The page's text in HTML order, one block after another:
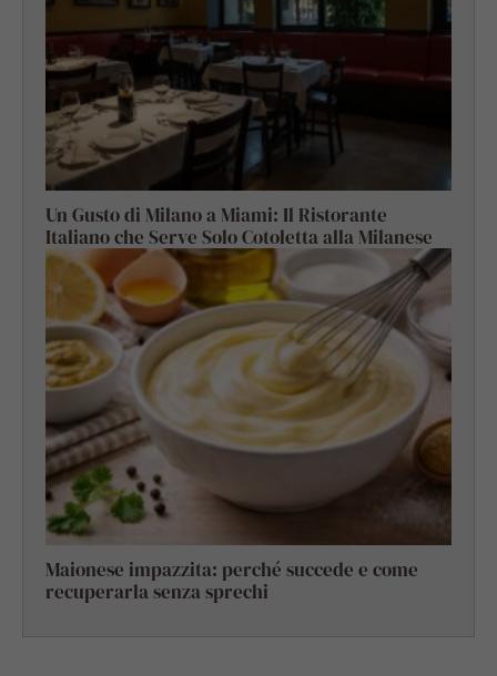
Un Gusto di Milano a Miami: Il Ristorante
Italiano che Serve Solo Cotoletta alla Milanese
Maionese impazzita: perché succede e come
recuperarla senza sprechi